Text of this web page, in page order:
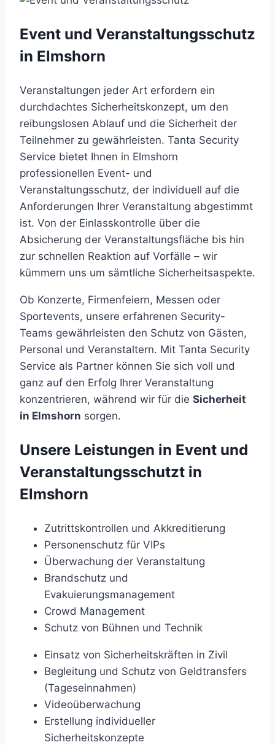
Event und Veranstaltungsschutz
in Elmshorn
Veranstaltungen jeder Art erfordern ein
durchdachtes Sicherheitskonzept, um den
reibungslosen Ablauf und die Sicherheit der
Teilnehmer zu gewährleisten. Tanta Security
Service bietet Ihnen in Elmshorn
professionellen Event- und
Veranstaltungsschutz, der individuell auf die
Anforderungen Ihrer Veranstaltung abgestimmt
ist. Von der Einlasskontrolle über die
Absicherung der Veranstaltungsfläche bis hin
zur schnellen Reaktion auf Vorfälle – wir
kümmern uns um sämtliche Sicherheitsaspekte.
Ob Konzerte, Firmenfeiern, Messen oder
Sportevents, unsere erfahrenen Security-
Teams gewährleisten den Schutz von Gästen,
Personal und Veranstaltern. Mit Tanta Security
Service als Partner können Sie sich voll und
ganz auf den Erfolg Ihrer Veranstaltung
konzentrieren, während wir für die Sicherheit
in Elmshorn sorgen.
Unsere Leistungen in Event und
Veranstaltungsschutzt in
Elmshorn
Zutrittskontrollen und Akkreditierung
Personenschutz für VIPs
Überwachung der Veranstaltung
Brandschutz und
Evakuierungsmanagement
Crowd Management
Schutz von Bühnen und Technik
Einsatz von Sicherheitskräften in Zivil
Begleitung und Schutz von Geldtransfers
(Tageseinnahmen)
Videoüberwachung
Erstellung individueller
Sicherheitskonzepte